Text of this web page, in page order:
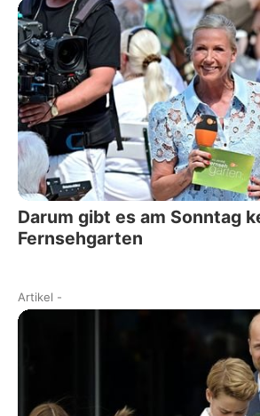
Darum gibt es am Sonntag
Fernsehgarten
Artikel -